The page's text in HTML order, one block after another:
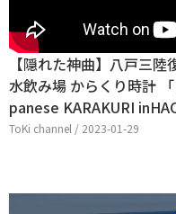
【隠れた神曲】八戸三
水飲み場 からくり時計
panese KARAKURI
ToKi channel / 2023-01-29